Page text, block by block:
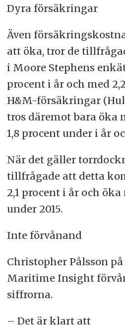
Dyra försäkringar
Även
att öka, tror de
i Moore Stephens
procent i år och med
H&M-försäkringar
tros däremot bara öka
1,8 procent under i år
När det gäller
tillfrågade att detta
2,1 procent i år och
under 2015.
Inte förvånand
Christopher Pålsson
Maritime Insight
siffrorna.
– Det är klart att